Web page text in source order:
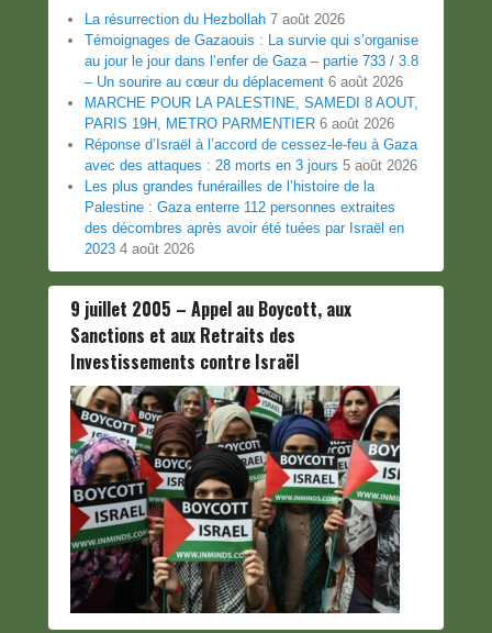
La résurrection du Hezbollah 7 août 2026
Témoignages de Gazaouis : La survie qui s’organise
au jour le jour dans l’enfer de Gaza – partie 733 / 3.8
– Un sourire au cœur du déplacement 6 août 2026
MARCHE POUR LA PALESTINE, SAMEDI 8 AOUT,
PARIS 19H, METRO PARMENTIER 6 août 2026
Réponse d’Israël à l’accord de cessez-le-feu à Gaza
avec des attaques : 28 morts en 3 jours 5 août 2026
Les plus grandes funérailles de l’histoire de la
Palestine : Gaza enterre 112 personnes extraites
des décombres après avoir été tuées par Israël en
2023 4 août 2026
9 juillet 2005 – Appel au Boycott, aux
Sanctions et aux Retraits des
Investissements contre Israël